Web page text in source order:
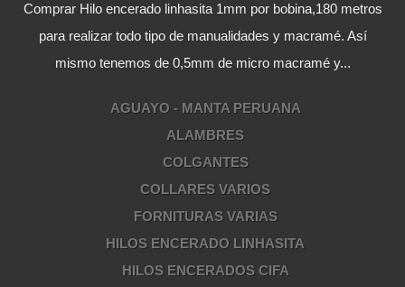
Comprar Hilo encerado linhasita 1mm por bobina,180 metros
para realizar todo tipo de manualidades y macramé. Así
mismo tenemos de 0,5mm de micro macramé y...
AGUAYO - MANTA PERUANA
ALAMBRES
COLGANTES
COLLARES VARIOS
FORNITURAS VARIAS
HILOS ENCERADO LINHASITA
HILOS ENCERADOS CIFA